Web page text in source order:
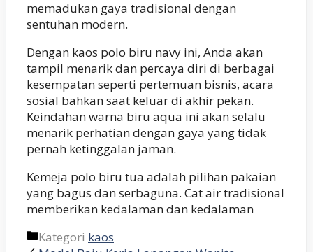
memadukan gaya tradisional dengan
sentuhan modern.
Dengan kaos polo biru navy ini, Anda akan
tampil menarik dan percaya diri di berbagai
kesempatan seperti pertemuan bisnis, acara
sosial bahkan saat keluar di akhir pekan.
Keindahan warna biru aqua ini akan selalu
menarik perhatian dengan gaya yang tidak
pernah ketinggalan jaman.
Kemeja polo biru tua adalah pilihan pakaian
yang bagus dan serbaguna. Cat air tradisional
memberikan kedalaman dan kedalaman
Kategori kaos